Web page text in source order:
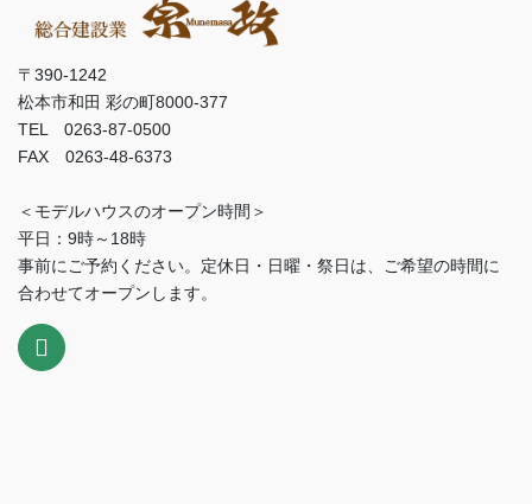
〒390-1242
松本市和田 彩の町8000-377
TEL 0263-87-0500
FAX 0263-48-6373
＜モデルハウスのオープン時間＞
平日：9時～18時
事前にご予約ください。定休日・日曜・祭日は、ご希望の時間に
合わせてオープンします。